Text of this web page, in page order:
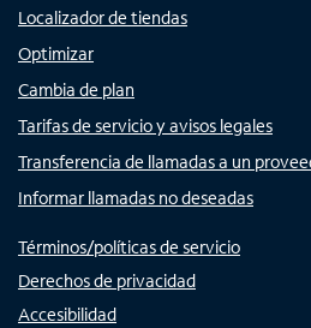
Localizador de tiendas
Optimizar
Cambia de plan
Tarifas de servicio y avisos legales
Transferencia de llamadas a un
Informar llamadas no deseadas
Términos/políticas de servicio
Derechos de privacidad
Accesibilidad